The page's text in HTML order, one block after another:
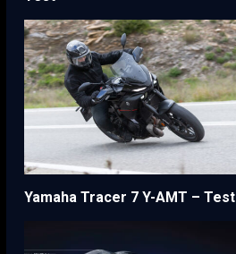
Yamaha Tracer 7 Y-AMT – Test